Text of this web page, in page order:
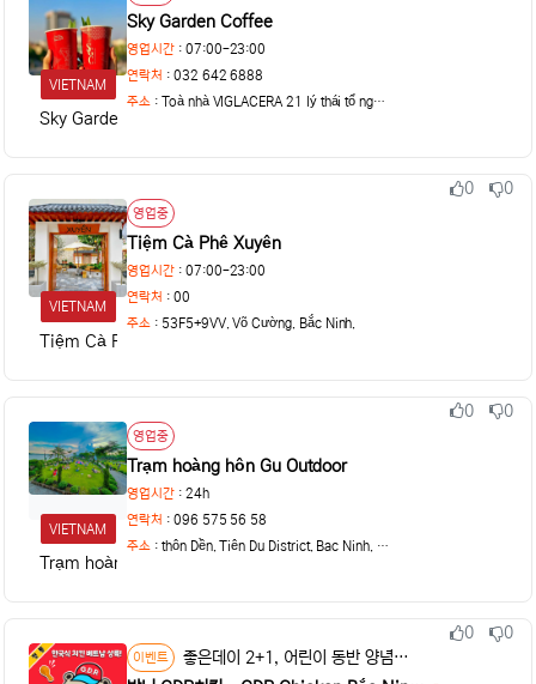
VIETNAM
Sky Garden Coffee
Sky Garden Coffee
영업시간 : 07:00-23:00
연락처 : 032 642 6888
주소 : Toà nhà VIGLACERA 21 lý thái tổ ngã 6
상태
VIETNAM
Tiệm Cà Phê Xuyên
영업중
Tiệm Cà Phê Xuyên
영업시간 : 07:00-23:00
연락처 : 00
주소 : 53F5+9VV, Võ Cường, Bắc Ninh,
추천
0
비추천
0
상태
VIETNAM
Trạm hoàng hôn Gu Outdoor
영업중
Trạm hoàng hôn Gu Outdoor
영업시간 : 24h
연락처 : 096 575 56 58
주소 : thôn Dền, Tiên Du District, Bac Ninh, Vietnam
추천
0
비추천
0
상태 이벤트
좋은데이 2+1, 어린이 동반 양념 감자튀김 서비스, 할인 쿠폰 제공
추천
0
비추천
0